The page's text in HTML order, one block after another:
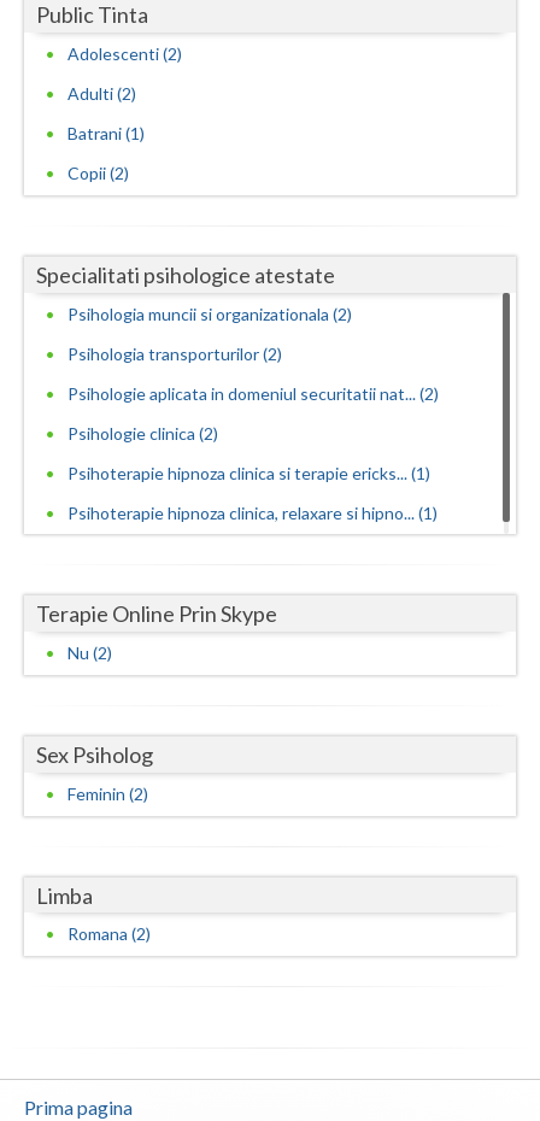
Sibiu
Timis
Valcea
Vaslui
Vrancea
Public Tinta
Adolescenti (2)
Adulti (2)
Batrani (1)
Copii (2)
Specialitati psihologice atestate
Psihologia muncii si organizationala (2)
Psihologia transporturilor (2)
Psihologie aplicata in domeniul securitatii nat... (2)
Psihologie clinica (2)
Psihoterapie hipnoza clinica si terapie ericks... (1)
Psihoterapie hipnoza clinica, relaxare si hipno... (1)
Terapie Online Prin Skype
Nu (2)
Sex Psiholog
Feminin (2)
Limba
Romana (2)
Prima pagina